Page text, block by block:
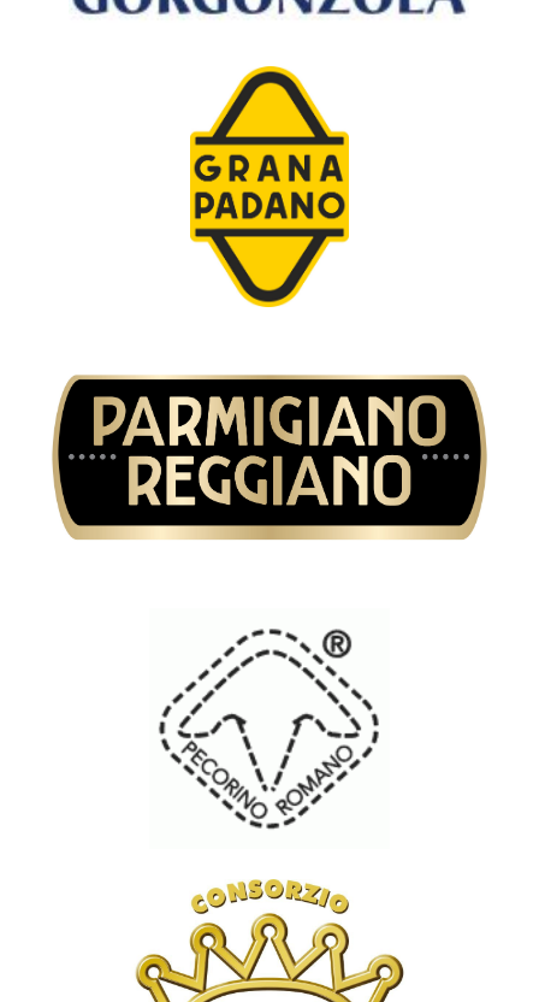
Consorzio di tutela del formaggio Grana
Consorzio di tutela del formaggio
Parmigiano Reggiano
Consorzio di tutela del formaggio
Pecorino Romano
Consorzio di tutela del Prosciutto di